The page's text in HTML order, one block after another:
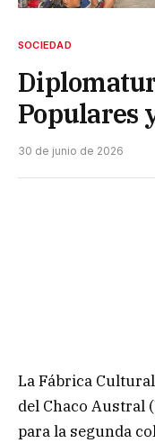
SOCIEDAD
Populares
30 de junio de 2026
La Fábrica
del Chaco Austral
para la segunda